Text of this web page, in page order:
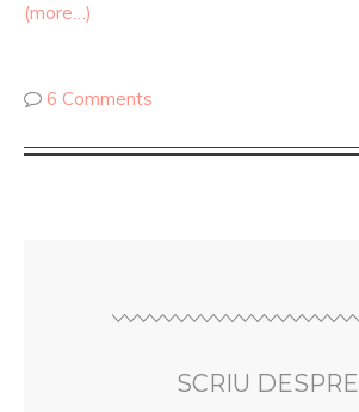
(more…)
6 Comments
SCRIU DESPRE